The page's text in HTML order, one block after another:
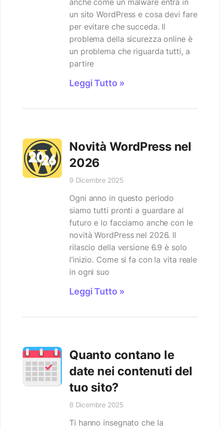
anche come un malware entra in
un sito WordPress e cosa devi fare
per evitare che succeda. Il
problema della sicurezza online è
un problema che riguarda tutti, a
partire
Leggi Tutto »
Novità WordPress nel
2026
9 Dicembre 2025
Ogni anno in questo periodo
siamo tutti pronti a guardare al
futuro e lo facciamo anche con le
novità WordPress nel 2026. Il
rilascio della versione 6.9 è solo
l’inizio. Come si fa con la vita reale
in ogni suo
Leggi Tutto »
Quanto contano le
date nei contenuti del
tuo sito?
8 Dicembre 2025
Ti hanno insegnato che la